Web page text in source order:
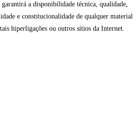
a disponibilidade técnica, qualidade,
e constitucionalidade de qualquer material
hiperligações ou outros sítios da Internet.